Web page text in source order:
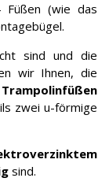
(wie das
sind und die
wir Ihnen, die
zwei u-förmige
sind.